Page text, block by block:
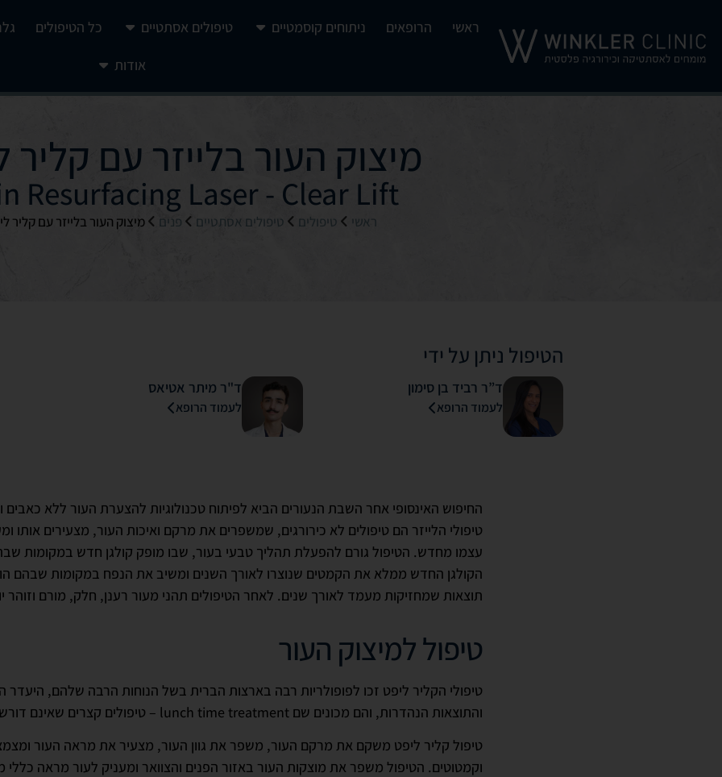
ראשי הרופאים ניתוחים קוסמטיים טיפולים אסתטיים כל הטיפולים
אודות
מיצוק העור בלייזר עם קליר
Resurfacing Laser - Clear Lift
ראשי טיפולים טיפולים אסתטיים פנים מיצוק העור בלייזר עם קליר
הטיפול ניתן על ידי
ד”ר רביד בן סימון
לעמוד הרופא
ד"ר מיתר אטיאס
לעמוד הרופא
החיפוש האינסופי אחר השבת הנעורים הביא לפיתוח טכנולוגיות להצערת העור ללא
טיפולי הלייזר הם טיפולים לא כירורגים, שמשפרים את מרקם ואיכות העור, מצעירים אותו
עצמו מחדש. הטיפול גורם להפעלת תהליך טבעי בעור, שבו מופק קולגן חדש במקומות
הקולגן החדש ממלא את הקמטים שנוצרו לאורך השנים ומשיב את הנפח במקומות שבהם
תוצאות שמחזיקות מעמד לאורך שנים. לאחר הטיפולים תהני מעור רענן, חלק, מורם וזוהר
טיפול למיצוק העור
טיפולי הקליר ליפט זכו לפופולריות רבה בארצות הברית בשל הנוחות הרבה שלהם, היעדר
והתוצאות הנהדרות, והם מכונים שם lunch time treatment – טיפולים קצרים שאינם דורשים זמן החלמה.
טיפול קליר ליפט משקם את מרקם העור, משפר את גוון העור, מצעיר את מראה העור
וקמטוטים. הטיפול משפר את מוצקות העור באזור הפנים והצוואר ומעניק לעור מראה כללי